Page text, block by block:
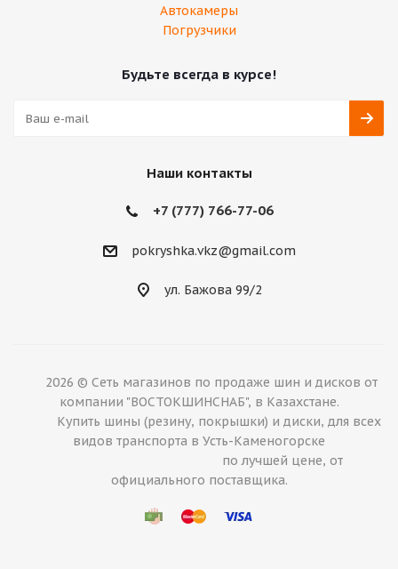
Автокамеры
Погрузчики
Будьте всегда в курсе!
Наши контакты
+7 (777) 766-77-06
pokryshka.vkz@gmail.com
ул. Бажова 99/2
2026 © Сеть магазинов по продаже шин и дисков от
компании "ВОСТОКШИНСНАБ", в Казахстане.
Купить шины (резину, покрышки) и диски, для всех
видов транспорта в Усть-Каменогорске
по лучшей цене, от
официального поставщика.